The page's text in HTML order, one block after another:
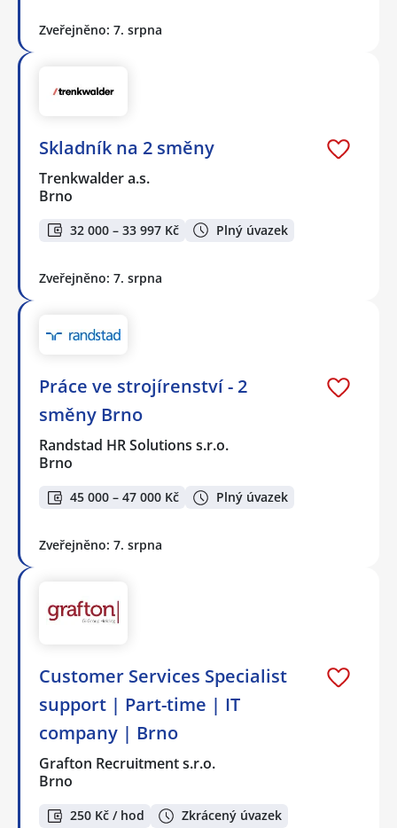
Zveřejněno: 7. srpna
Skladník na 2 směny
Trenkwalder a.s.
Brno
32 000 – 33 997 Kč Plný úvazek
Zveřejněno: 7. srpna
Práce ve strojírenství - 2
směny Brno
Randstad HR Solutions s.r.o.
Brno
45 000 – 47 000 Kč Plný úvazek
Zveřejněno: 7. srpna
Customer Services Specialist
support | Part-time | IT
company | Brno
Grafton Recruitment s.r.o.
Brno
250 Kč / hod Zkrácený úvazek